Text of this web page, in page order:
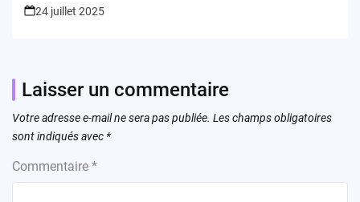
24 juillet 2025
Laisser un commentaire
Votre adresse e-mail ne sera pas publiée. Les champs obligatoires
sont indiqués avec *
Commentaire *